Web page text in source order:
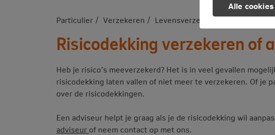
Particulier Verzekeren Levensverzekering
Risicodekking verzekeren of
Heb je risico’s meeverzekerd? Het is in veel gevallen
risicodekking laten vallen of niet meer te verzekeren. Of je
over de risicodekkingen.
Een adviseur helpt je graag als je de risicodekking wil
adviseur of neem contact op met ons.
Alle